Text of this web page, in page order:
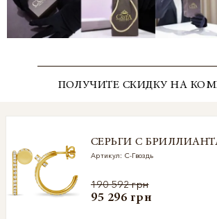
ПОЛУЧИТЕ СКИДКУ НА
СЕРЬГИ С
Артикул: С-Гвоздь
190 592 грн
95 296 грн